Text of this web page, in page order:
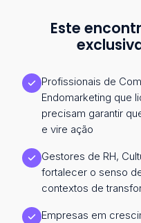
Este
Profissionais de
Endomarketing que
precisam garantir
e vire ação
Gestores de RH,
fortalecer o senso
contextos de
Empresas em